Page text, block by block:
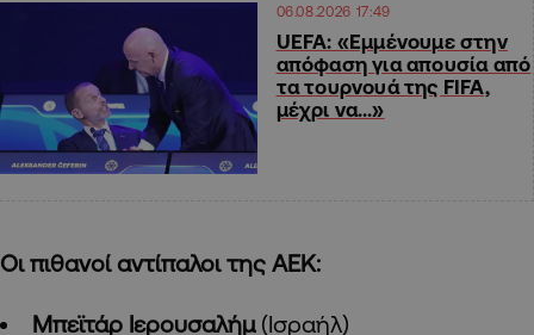
06.08.2026 17:49
UEFA: «Εμμένουμε στην
απόφαση για απουσία από
τα τουρνουά της FIFA,
μέχρι να…»
Οι πιθανοί αντίπαλοι της ΑΕΚ:
Μπεϊτάρ Ιερουσαλήμ (Ισραήλ)